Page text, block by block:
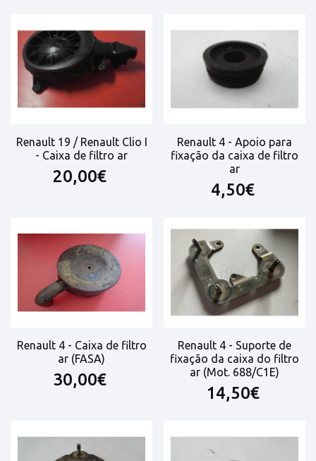
Renault 19 / Renault Clio I
- Caixa de filtro ar
20,00€
Renault 4 - Apoio para
fixação da caixa de filtro
ar
4,50€
Renault 4 - Caixa de filtro
ar (FASA)
30,00€
Renault 4 - Suporte de
fixação da caixa do filtro
ar (Mot. 688/C1E)
14,50€